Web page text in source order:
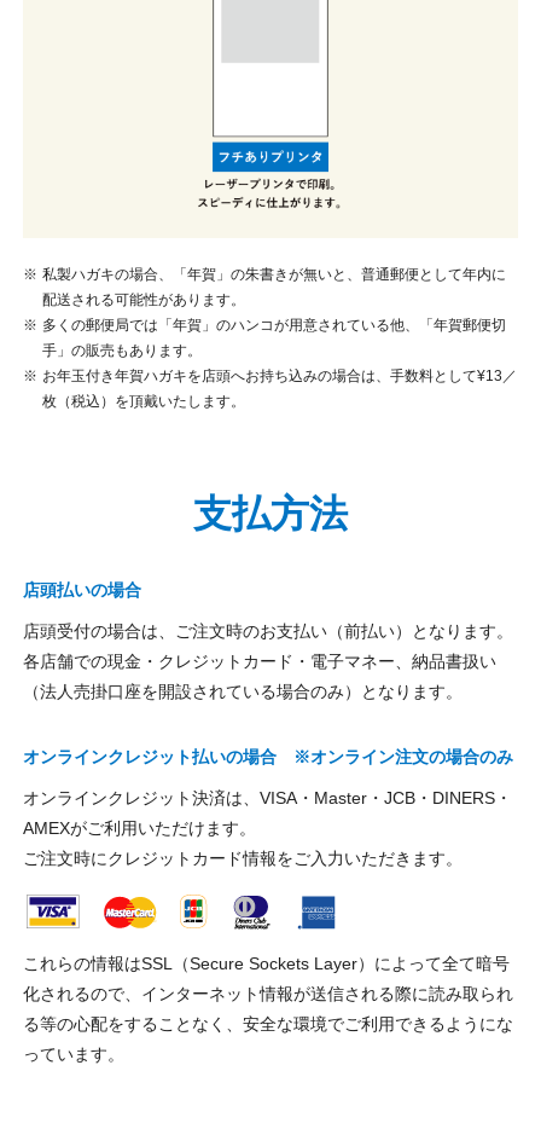
私製ハガキの場合、「年賀」の朱書きが無いと、普通郵便として年内に
配送される可能性があります。
多くの郵便局では「年賀」のハンコが用意されている他、「年賀郵便切
手」の販売もあります。
お年玉付き年賀ハガキを店頭へお持ち込みの場合は、手数料として¥13／
枚（税込）を頂戴いたします。
支払方法
店頭払いの場合
店頭受付の場合は、ご注文時のお支払い（前払い）となります。
各店舗での現金・クレジットカード・電子マネー、納品書扱い
（法人売掛口座を開設されている場合のみ）となります。
オンラインクレジット払いの場合 ※オンライン注文の場合のみ
オンラインクレジット決済は、VISA・Master・JCB・DINERS・
AMEXがご利用いただけます。
ご注文時にクレジットカード情報をご入力いただきます。
これらの情報はSSL（Secure Sockets Layer）によって全て暗号
化されるので、インターネット情報が送信される際に読み取られ
る等の心配をすることなく、安全な環境でご利用できるようにな
っています。